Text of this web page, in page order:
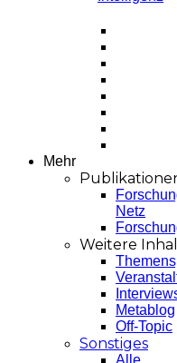
Mehr
Netz
Weitere
Metablog
Off-Topic
Sonstiges
Alle